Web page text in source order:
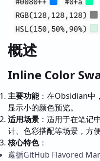
概述
Inline Color
主要功能：在Obsidian中
显示小的颜色预览。
适用场景 ：适用于在笔记
计、色彩搭配等场景，方
核心特色：
遵循GitHub Flavored